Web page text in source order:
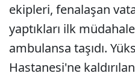
ekipleri, fenalaşan
yaptıkları ilk
ambulansa taşıdı.
Hastanesi'ne